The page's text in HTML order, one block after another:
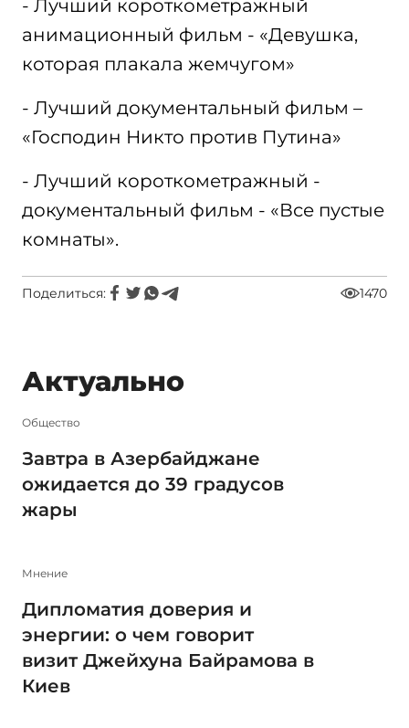
- Лучший короткометражный
анимационный фильм - «Девушка,
которая плакала жемчугом»
- Лучший документальный фильм –
«Господин Никто против Путина»
- Лучший короткометражный -
документальный фильм - «Все пустые
комнаты».
Поделиться: 1470
Актуально
Общество
Завтра в Азербайджане
ожидается до 39 градусов
жары
Мнение
Дипломатия доверия и
энергии: о чем говорит
визит Джейхуна Байрамова в
Киев